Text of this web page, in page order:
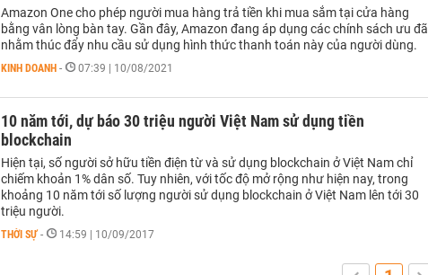
Amazon One cho phép người mua hàng trả tiền khi mua sắm tại cửa hàng
bằng vân lòng bàn tay. Gần đây, Amazon đang áp dụng các chính sách ưu đã
nhằm thúc đẩy nhu cầu sử dụng hình thức thanh toán này của người dùng.
KINH DOANH - 07:39 | 10/08/2021
10 năm tới, dự báo 30 triệu người Việt Nam sử dụng tiền
blockchain
Hiện tại, số người sở hữu tiền điện từ và sử dụng blockchain ở Việt Nam chỉ
chiếm khoản 1% dân số. Tuy nhiên, với tốc độ mở rộng như hiện nay, trong
khoảng 10 năm tới số lượng người sử dụng blockchain ở Việt Nam lên tới 30
triệu người.
THỜI SỰ - 14:59 | 10/09/2017